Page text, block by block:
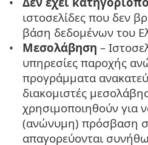
ιστοσελίδες που δεν
βάση δεδομένων του
Μεσολάβηση –
υπηρεσίες παροχής
προγράμματα
διακομιστές
χρησιμοποιηθούν για
(ανώνυμη) πρόσβαση
απαγορεύονται